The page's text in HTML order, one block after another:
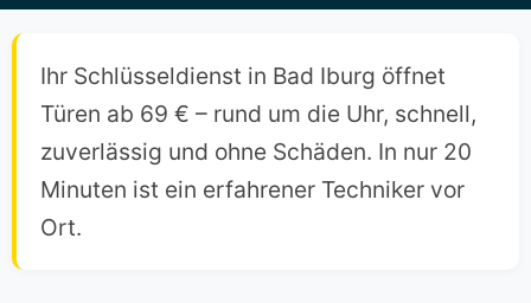
Ihr Schlüsseldienst in Bad Iburg öffnet
Türen ab 69 € – rund um die Uhr, schnell,
zuverlässig und ohne Schäden. In nur 20
Minuten ist ein erfahrener Techniker vor
Ort.